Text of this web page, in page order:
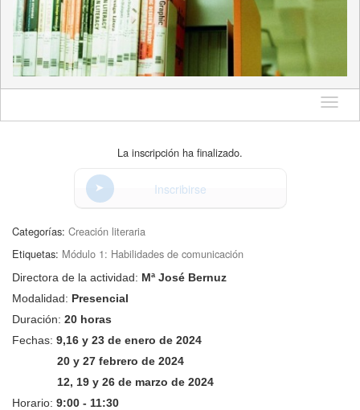
Idioma
La inscripción ha finalizado.
Inscribirse
Categorías: Creación literaria
Etiquetas: Módulo 1: Habilidades de comunicación
Directora de la actividad: Mª José Bernuz
Modalidad: Presencial
Duración: 20 horas
Fechas: 9,16 y 23 de enero de 2024
20 y 27 febrero de 2024
12, 19 y 26 de marzo de 2024
Horario: 9:00 - 11:30